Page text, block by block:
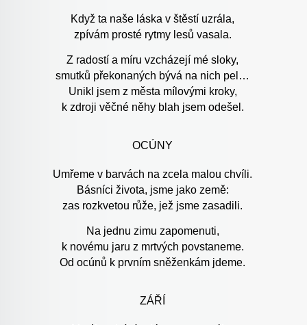
Když ta naše láska v štěstí uzrála,
zpívám prosté rytmy lesů vasala.
Z radostí a míru vzcházejí mé sloky,
smutků překonaných bývá na nich pel…
Unikl jsem z města mílovými kroky,
k zdroji věčné něhy blah jsem odešel.
OCÚNY
Umřeme v barvách na zcela malou chvíli.
Básníci života, jsme jako země:
zas rozkvetou růže, jež jsme zasadili.
Na jednu zimu zapomenuti,
k novému jaru z mrtvých povstaneme.
Od ocúnů k prvním sněženkám jdeme.
ZÁŘÍ